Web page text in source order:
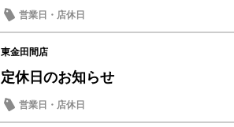
営業日・店休日
東金田間店
定休日のお知らせ
営業日・店休日